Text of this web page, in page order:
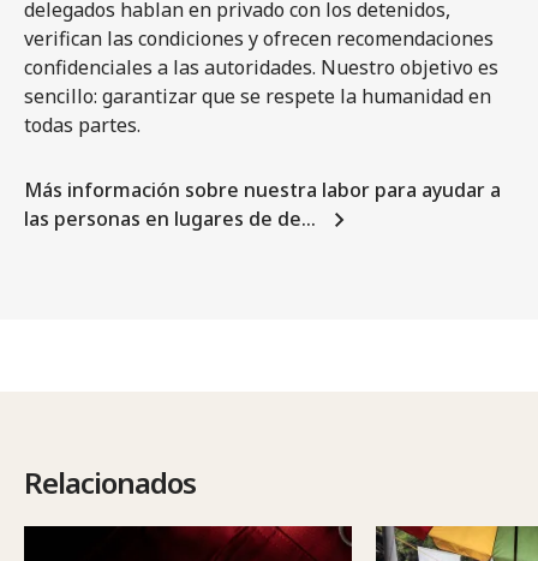
delegados hablan en privado con los detenidos,
verifican las condiciones y ofrecen recomendaciones
confidenciales a las autoridades. Nuestro objetivo es
sencillo: garantizar que se respete la humanidad en
todas partes.
Más información sobre nuestra labor para ayudar a
las personas en lugares de de…
Relacionados